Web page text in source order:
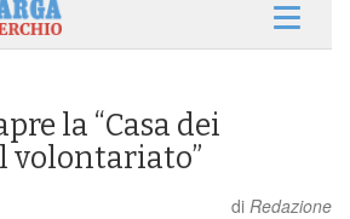
la “Casa dei
volontariato”
di Redazione